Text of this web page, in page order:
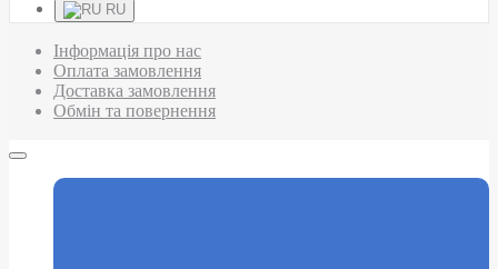
RU
Інформація про нас
Оплата замовлення
Доставка замовлення
Обмін та повернення